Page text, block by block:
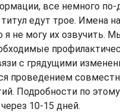
все немного по-
едут трое. Имена
я не могу их озвучить.
с грядущими
проведением
Подробности по
10-15 дней.